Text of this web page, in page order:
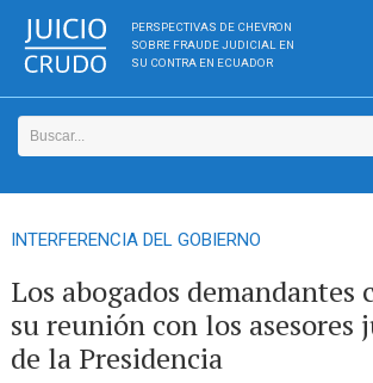
PERSPECTIVAS DE CHEVRON
SOBRE FRAUDE JUDICIAL EN
SU CONTRA EN ECUADOR
INTERFERENCIA DEL GOBIERNO
Los abogados demandantes
su reunión con los asesores
de la Presidencia